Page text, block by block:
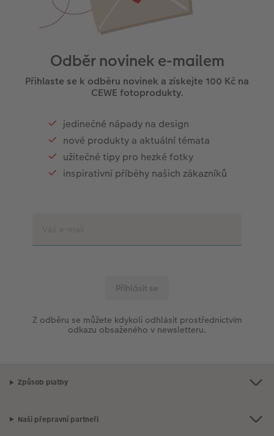
Odběr novinek e-mailem
Přihlaste se k odběru novinek a získejte 100 Kč na
CEWE fotoprodukty.
jedinečné nápady na design
nové produkty a aktuální témata
užitečné tipy pro hezké fotky
inspirativní příběhy našich zákazníků
Z odběru se můžete kdykoli odhlásit prostřednictvím
odkazu obsaženého v newsletteru.
Způsob platby
Naši přepravní partneři